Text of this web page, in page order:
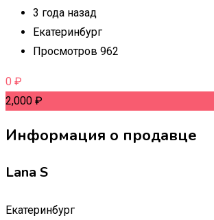
3 года назад
Екатеринбург
Просмотров 962
0 ₽
2,000 ₽
Информация о продавце
Lana S
Екатеринбург